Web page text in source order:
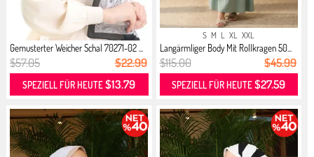
Gemusterter Weicher Schal 70271-02 ...
$57.05 $22.99
SPEZIELL FÜR HEUTE$13.79
S M L XL XXL
Langärmliger Body Mit Rollkragen 50...
$115.00 $45.99
SPEZIELL FÜR HEUTE$27.59